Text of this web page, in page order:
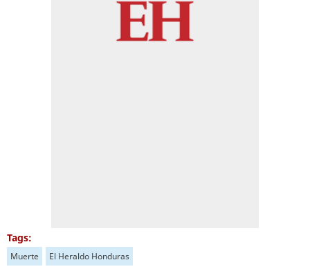
Tags:
Muerte El Heraldo Honduras